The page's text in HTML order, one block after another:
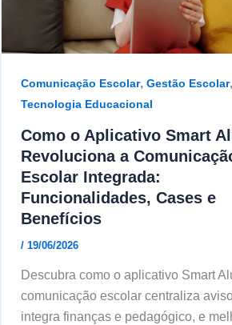
Comunicação Escolar,Gestão Escolar,
Tecnologia Educacional
Como o Aplicativo Smart
Revoluciona a
Escolar Integrada:
Funcionalidades, Cases e
Benefícios
/19/06/2026
Descubra como o aplicativo Smart
comunicação escolar centraliza
integra finanças e pedagógico, e